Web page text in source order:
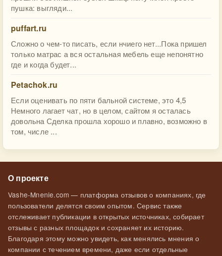
пушка: выгляди...
puffart.ru
Сложно о чем-то писать, если нчиего нет...Пока пришел
только матрас а вся остальная мебель еще непонятно
где и когда будет...
Petachok.ru
Если оценивать по пяти бальной системе, это 4,5
Немного лагает чат, но в целом, сайтом я осталась
довольна Сделка прошла хорошо и плавно, возможно в
том, числе ...
О проекте
Vashe-Mnenie.com — платформа отзывов о компаниях, где
пользователи делятся своим опытом. Сервис также
отслеживает публикации в открытых источниках, собирает
отзывы с разных площадок и сохраняет их историю.
Благодаря этому можно увидеть, как менялись мнения о
компании с течением времени, даже если отдельные